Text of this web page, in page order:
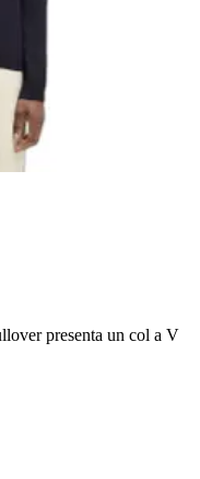
presenta un col a V